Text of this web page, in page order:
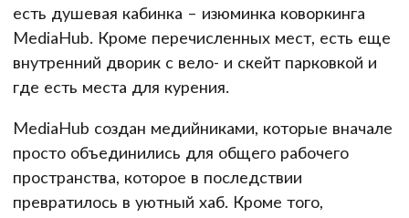
есть душевая кабинка – изюминка коворкинга
MediaHub. Кроме перечисленных мест, есть еще
внутренний дворик с вело- и скейт парковкой и
где есть места для курения.
MediaHub создан медийниками, которые вначале
просто объединились для общего рабочего
пространства, которое в последствии
превратилось в уютный хаб. Кроме того,